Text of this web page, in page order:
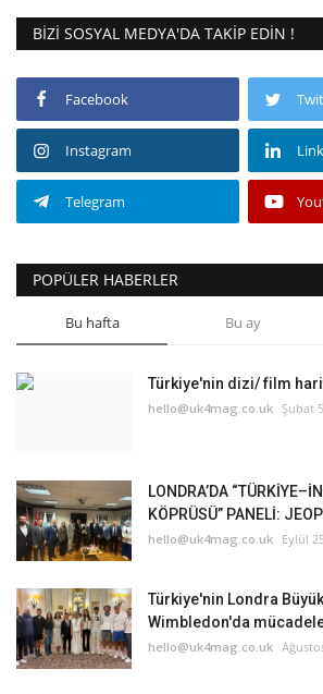
İngiltere
İş & Ekonomi
Pazaryeri
Firma Rehberi
Restoranlar
Teknoloji
Hakkımızda
Galeri
BIZI SOSYAL MEDYA'DA TAKIP EDIN !
Facebook
Instagram
Telegram
POPÜLER HABERLER
Bu hafta Bu ay
Türkiye'nin dizi/ film
hello@uk4mag.co.uk Şubat
LONDRA’DA
KÖPRÜSÜ” PANELİ:
hello@uk4mag.co.uk Eylül
Türkiye'nin Londra
Wimbledon'da
hello@uk4mag.co.uk